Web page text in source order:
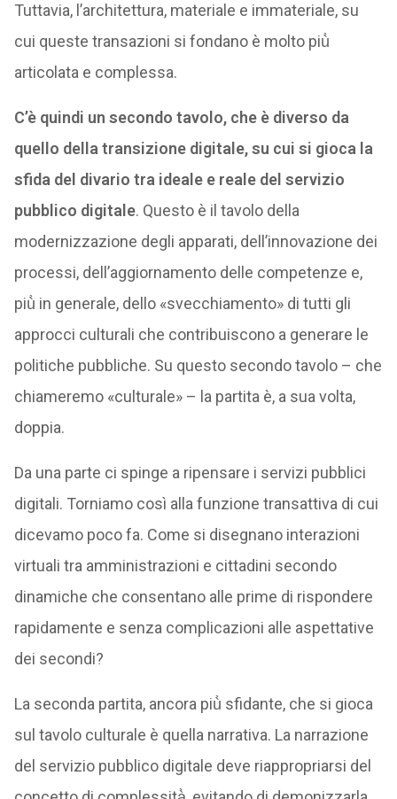
Tuttavia, l’architettura, materiale e immateriale, su
cui queste transazioni si fondano è molto più̀
articolata e complessa.
C’è quindi un secondo tavolo, che è diverso da
quello della transizione digitale, su cui si gioca la
sfida del divario tra ideale e reale del servizio
pubblico digitale. Questo è il tavolo della
modernizzazione degli apparati, dell’innovazione dei
processi, dell’aggiornamento delle competenze e,
più̀ in generale, dello «svecchiamento» di tutti gli
approcci culturali che contribuiscono a generare le
politiche pubbliche. Su questo secondo tavolo – che
chiameremo «culturale» – la partita è, a sua volta,
doppia.
Da una parte ci spinge a ripensare i servizi pubblici
digitali. Torniamo così alla funzione transattiva di cui
dicevamo poco fa. Come si disegnano interazioni
virtuali tra amministrazioni e cittadini secondo
dinamiche che consentano alle prime di rispondere
rapidamente e senza complicazioni alle aspettative
dei secondi?
La seconda partita, ancora più̀ sfidante, che si gioca
sul tavolo culturale è quella narrativa. La narrazione
del servizio pubblico digitale deve riappropriarsi del